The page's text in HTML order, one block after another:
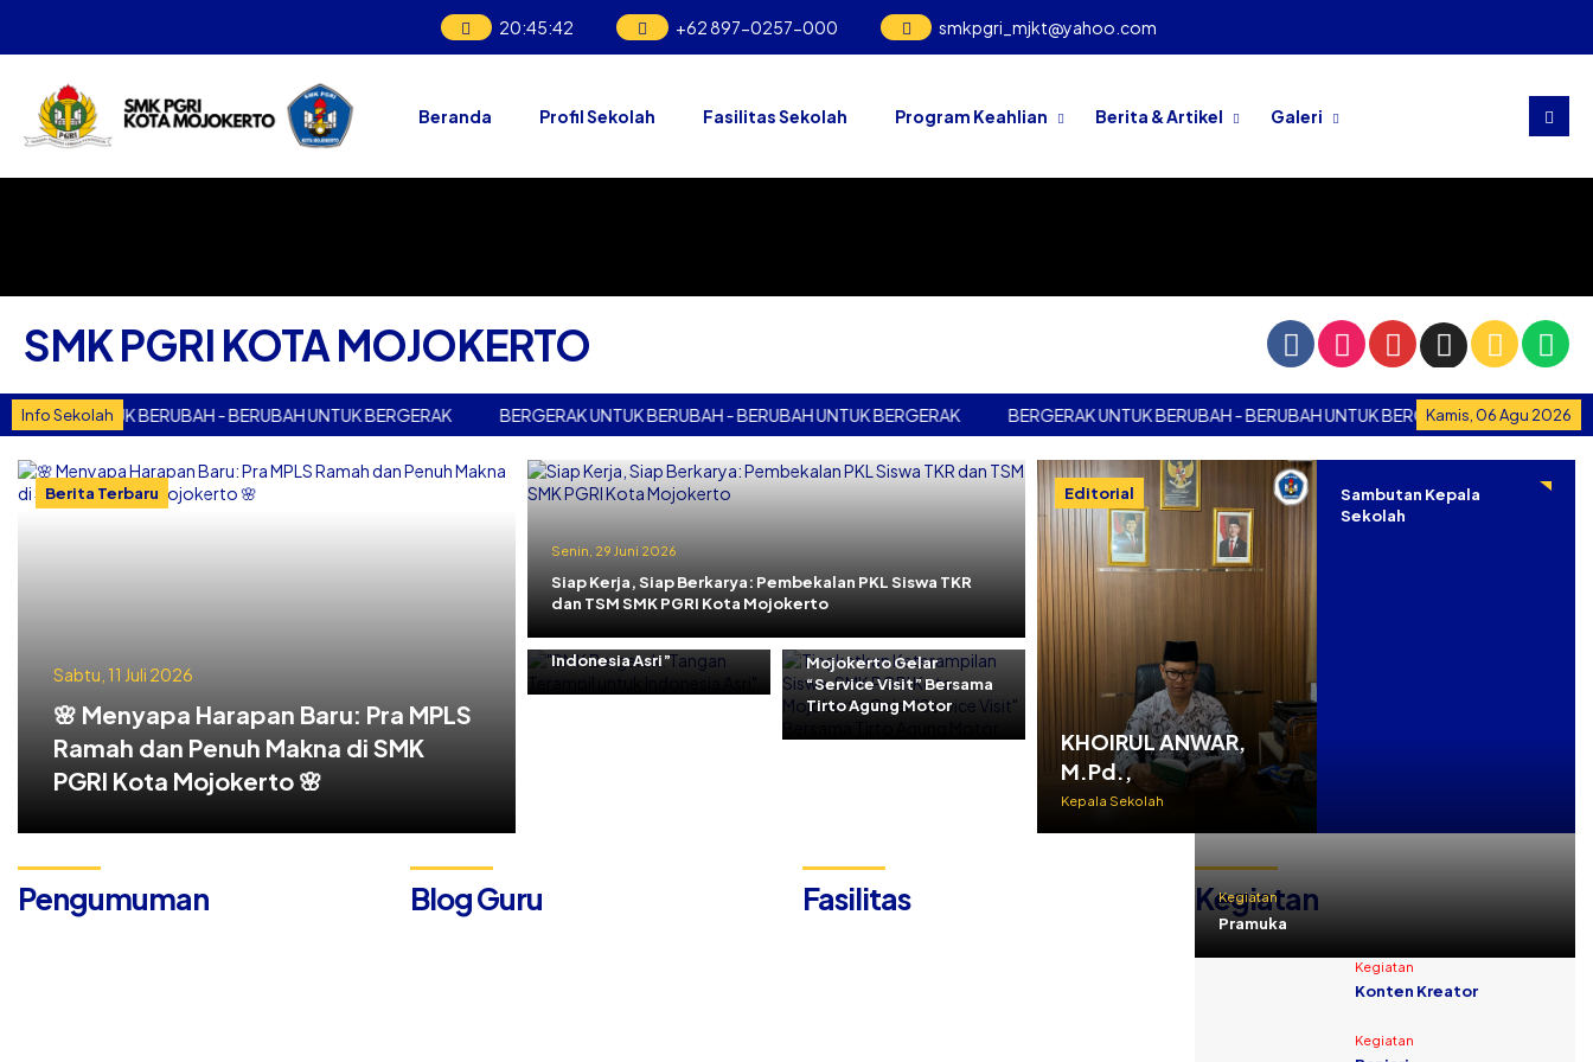
20:45:43 +62 897-0257-000 smkpgri_mjkt@yahoo.com
Beranda Profil Sekolah Fasilitas Sekolah Program Keahlian Berita & Artikel Galeri
SMK PGRI KOTA MOJOKERTO
Info Sekolah Kamis, 06 Agu 2026
UNTUK BERUBAH - BERUBAH UNTUK BERGERAK BERGERAK UNTUK BERUBAH - BERUBAH UNTUK BERGERAK BERGERAK UNTUK BERUBAH - BERUBAH UNTUK BERGERAK BERGERAK
Berita Terbaru
Sabtu, 11 Juli 2026
🌸 Menyapa Harapan Baru: Pra MPLS
Ramah dan Penuh Makna di SMK
PGRI Kota Mojokerto 🌸
Senin, 29 Juni 2026
Siap Kerja, Siap Berkarya: Pembekalan PKL Siswa TKR
dan TSM SMK PGRI Kota Mojokerto
Kamis, 11 Juni 2026
Terampil untuk
Indonesia Asri”
Tingkatkan
SMK PGRI Kota
Mojokerto Gelar
“Service Visit” Bersama
Tirto Agung Motor
Editorial
KHOIRUL ANWAR,
M.Pd.,
Kepala Sekolah
Sambutan Kepala
Sekolah
Pengumuman Blog Guru Fasilitas Kegiatan
Kegiatan
Pramuka
Kegiatan
Konten Kreator
Kegiatan